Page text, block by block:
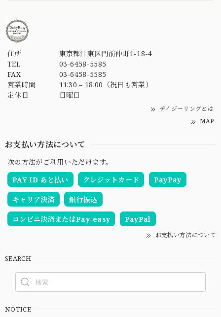
住所
東京都江東区門前仲町1-18-4
TEL
03-6458-5585
FAX
03-6458-5585
営業時間
11:30 – 18:00（祝日も営業）
定休日
日曜日
デイジーリングとは
MAP
お支払い方法について
次の方法がご利用いただけます。
PAY ID あと払い
クレジットカード PayPay
キャリア決済 銀行振込
コンビニ決済またはPay-easy PayPal
お支払い方法について
SEARCH
NOTICE